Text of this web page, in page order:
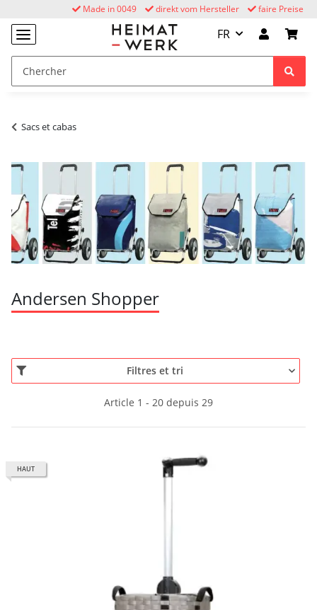
faire Preise
direkt vom Hersteller
Made in 0049
FR
Sacs et cabas
Andersen Shopper
Filtres et tri
Article 1 - 20 depuis 29
HAUT